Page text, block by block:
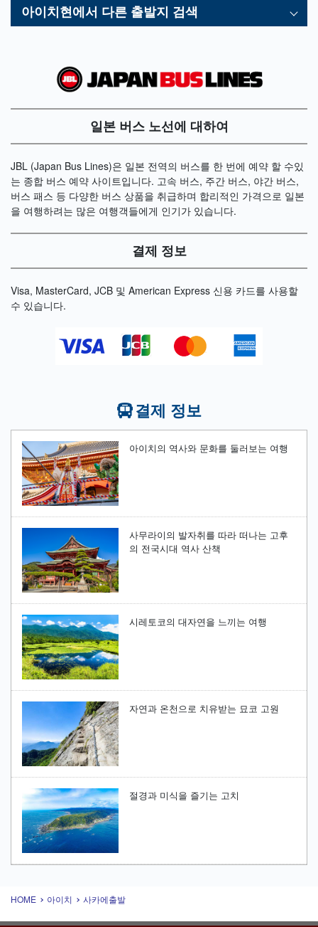
아이치현에서 다른 출발지 검색
일본 버스 노선에 대하여
JBL (Japan Bus Lines)은 일본 전역의 버스를 한 번에 예약 할 수있
는 종합 버스 예약 사이트입니다. 고속 버스, 주간 버스, 야간 버스,
버스 패스 등 다양한 버스 상품을 취급하며 합리적인 가격으로 일본
을 여행하려는 많은 여행객들에게 인기가 있습니다.
결제 정보
Visa, MasterCard, JCB 및 American Express 신용 카드를 사용할
수 있습니다.
결제 정보
아이치의 역사와 문화를 둘러보는 여행
사무라이의 발자취를 따라 떠나는 고후
의 전국시대 역사 산책
시레토코의 대자연을 느끼는 여행
자연과 온천으로 치유받는 묘코 고원
절경과 미식을 즐기는 고치
HOME 아이치 사카에출발